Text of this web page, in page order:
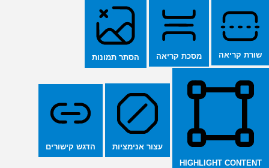
שורת קריאה מסכת קריאה הסתר תמונות
HIGHLIGHT CONTENT
עצור אנימציות הדגש קישורים